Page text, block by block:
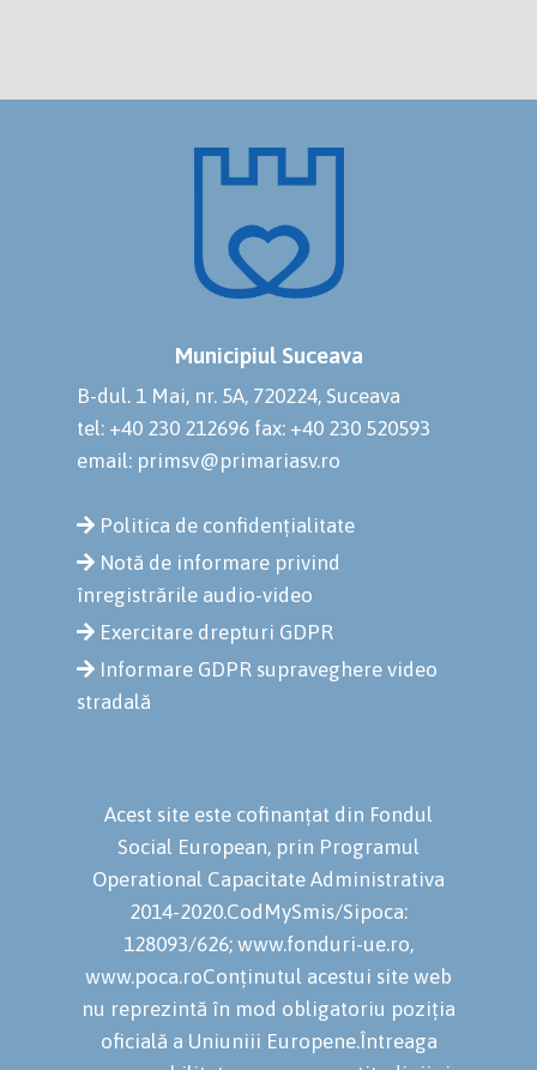
Municipiul Suceava
B-dul. 1 Mai, nr. 5A, 720224, Suceava
tel: +40 230 212696 fax: +40 230 520593
email: primsv@primariasv.ro
Politica de confidențialitate
Notă de informare privind
înregistrările audio-video
Exercitare drepturi GDPR
Informare GDPR supraveghere video
stradală
Acest site este cofinanțat din Fondul
Social European, prin Programul
Operational Capacitate Administrativa
2014-2020.CodMySmis/Sipoca:
128093/626; www.fonduri-ue.ro,
www.poca.roConținutul acestui site web
nu reprezintă în mod obligatoriu poziția
oficială a Uniuniii Europene.Întreaga